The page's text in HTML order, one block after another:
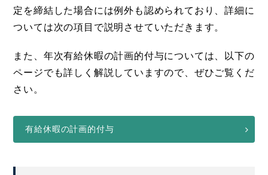
定を締結した場合には例外も認められており、詳細に
ついては次の項目で説明させていただきます。
また、年次有給休暇の計画的付与については、以下の
ページでも詳しく解説していますので、ぜひご覧くだ
さい。
有給休暇の計画的付与